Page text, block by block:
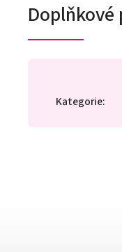
Kategorie: